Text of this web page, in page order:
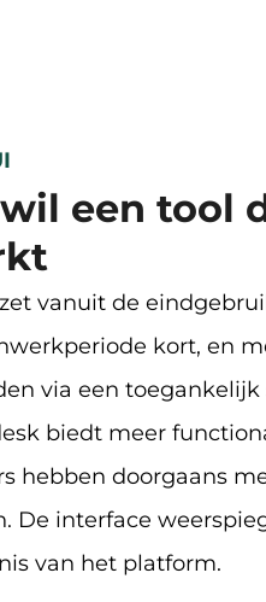
een tool
vanuit de
kort, en
via een toegankelijk
biedt meer
hebben doorgaans
De interface
van het platform.